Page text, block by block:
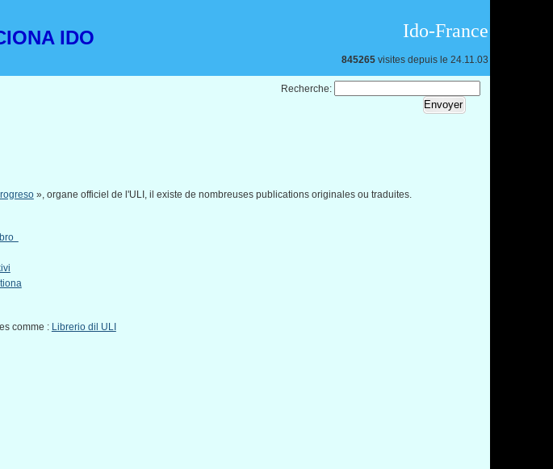
IDO Ido-France
845265 visites depuis le 24.11.03
Recherche:
», organe officiel de l'ULI, il existe de nombreuses publications originales ou traduites.
comme : Librerio dil ULI